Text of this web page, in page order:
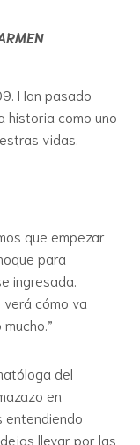
Han pasado
historia como uno
vidas.
que empezar
para
ingresada.
cómo va
del
en
entendiendo
llevar por las